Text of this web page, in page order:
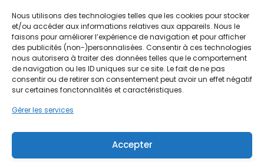
Nous utilisons des technologies telles que les cookies pour stocker
et/ou accéder aux informations relatives aux appareils. Nous le
faisons pour améliorer l’expérience de navigation et pour afficher
des publicités (non-)personnalisées. Consentir à ces technologies
nous autorisera à traiter des données telles que le comportement
de navigation ou les ID uniques sur ce site. Le fait de ne pas
consentir ou de retirer son consentement peut avoir un effet négatif
sur certaines fonctonnalités et caractéristiques.
Gérer les services
Accepter
Panier ou dans les zones plus résidentielles
comme La Blancarde, les déperditions de chaleur
par les murs peuvent atteindre 20 à 25 %. C'est ici
que l'intervention d'un artisan spécialisé en
isolation par l'intérieur (ITI) ou par l'extérieur (ITE)
prend tout son sens. En enveloppant le logement
d'un manteau isolant ou en traitant les parois
intérieures, il est possible de transformer un
habitat ancien, parfois mal isolé, en un logement
performant et économe.
Ne passez pas à côté de vos
aides !
Faites vite, les budgets
MaPrimeRénov' sont annuels et
Contactez-nous maintenant
pour maximiser vos aides !